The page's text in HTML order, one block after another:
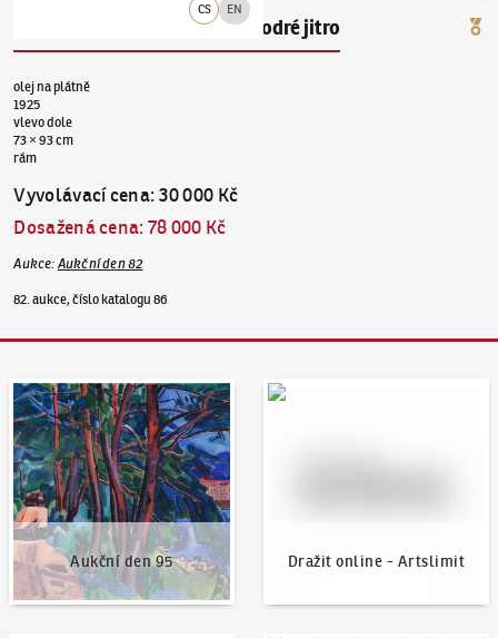
CS EN
(1896–1974)Modré jitro
olej na plátně
1925
vlevo dole
73 × 93 cm
rám
Vyvolávací cena:30 000 Kč
Dosažená cena:78 000 Kč
Aukce: Aukční den 82
82. aukce, číslo katalogu 86
Aukční den 95
Aukční den 95
Dražit online - Artslimit
Dražit online - Artslimit